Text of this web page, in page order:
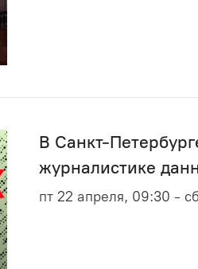
В Санкт-
журналистике
пт 22 апреля, 09:30 -